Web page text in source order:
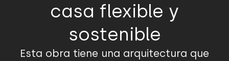
casa flexible y
sostenible
Esta obra tiene una arquitectura que